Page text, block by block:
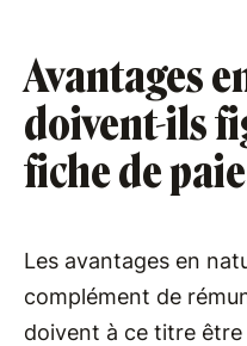
Avantages
doivent-ils
fiche de
Les avantages en
complément de
doivent à ce titre